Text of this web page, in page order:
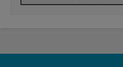
León XIV visitará
07.08.2026